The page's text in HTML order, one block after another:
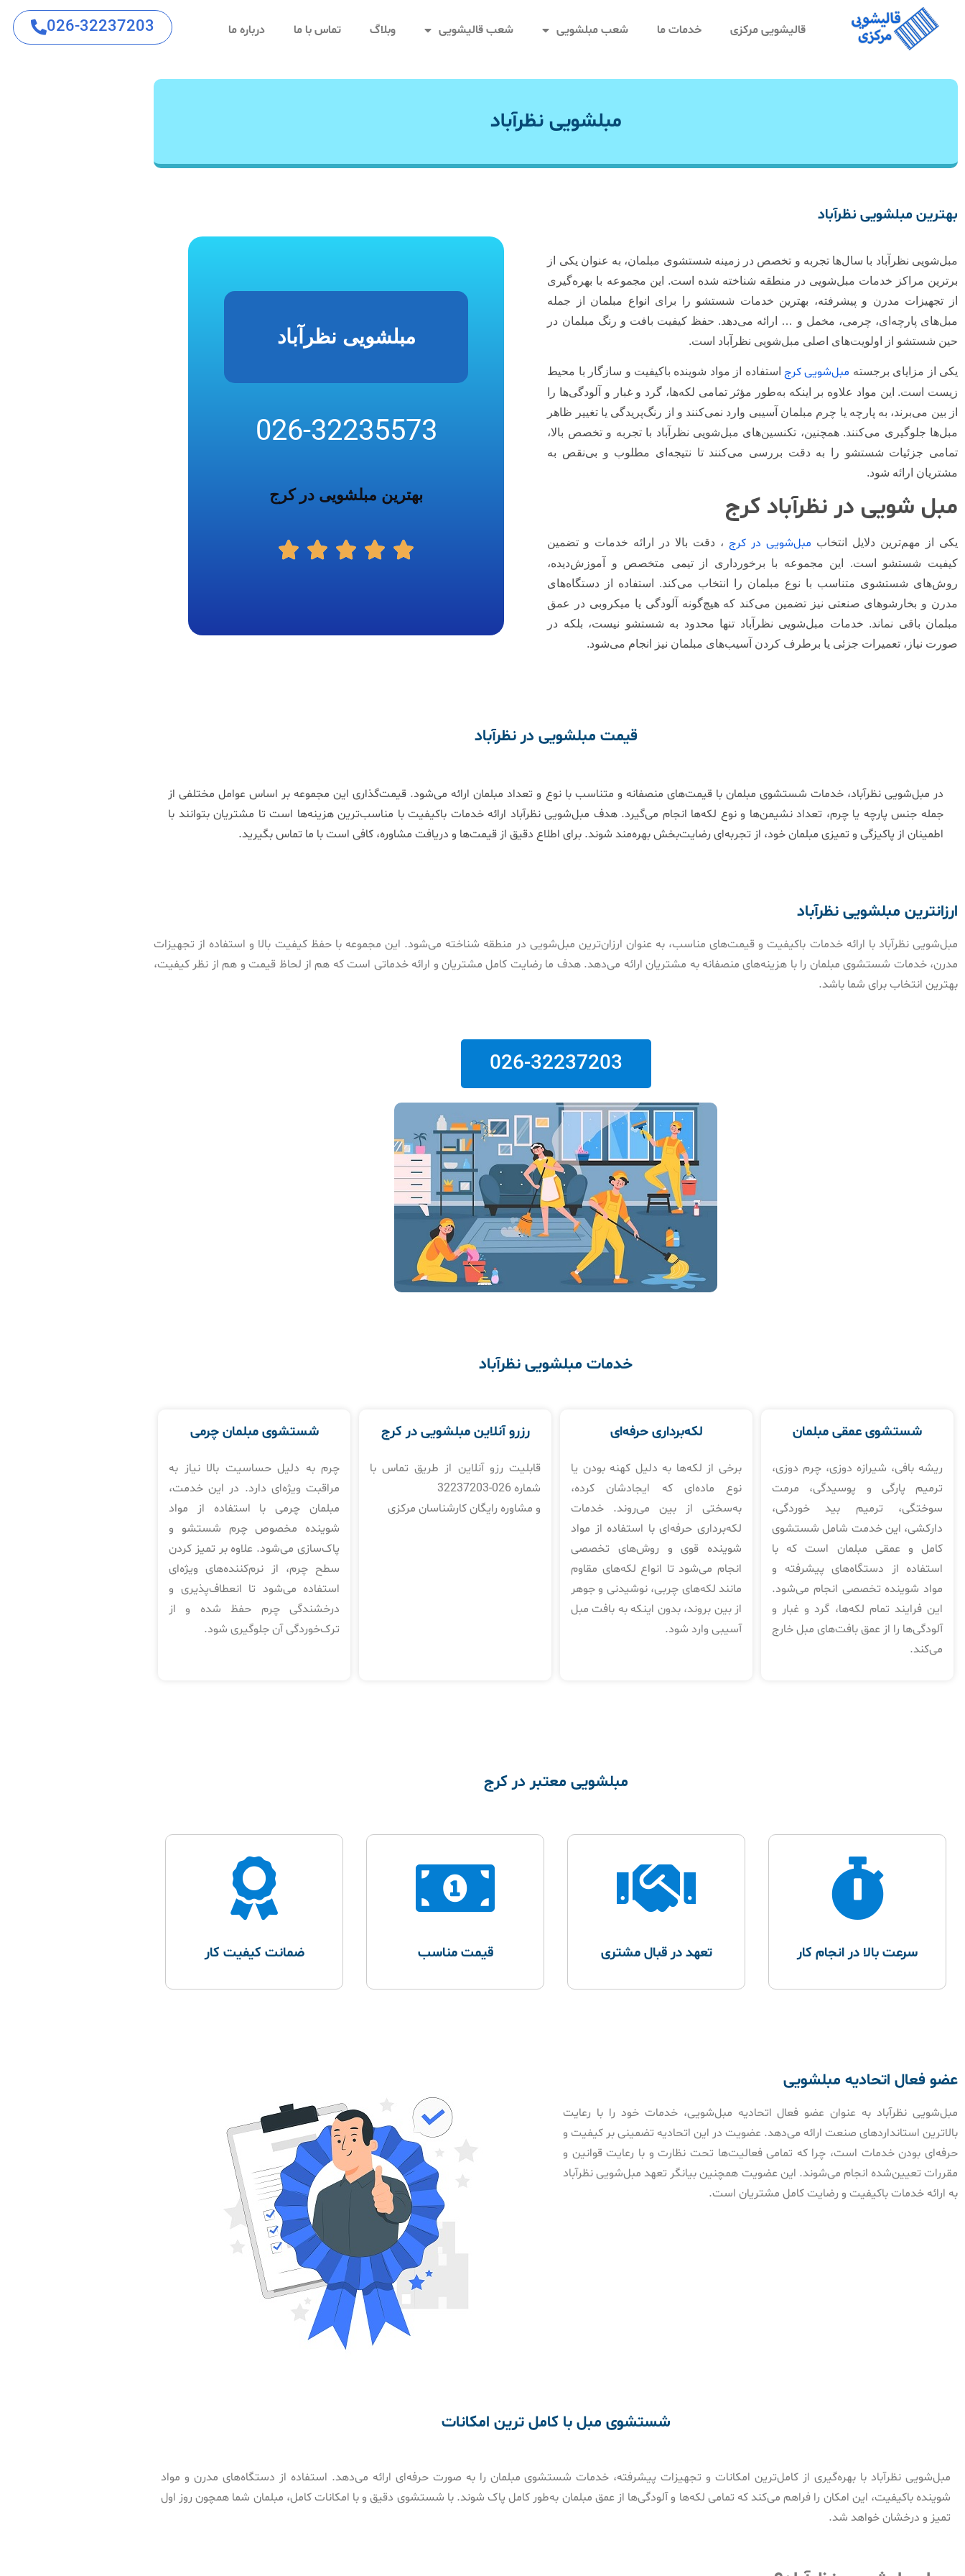
قالیشویی مرکزی خدمات ما شعب مبلشویی شعب قالیشویی وبلاگ تماس با ما درباره ما 026-32237203
مبلشویی نظرآباد
بهترین مبلشویی نظرآباد
مبل‌شویی نظرآباد با سال‌ها تجربه و تخصص در زمینه شستشوی مبلمان، به عنوان یکی از
برترین مراکز خدمات مبل‌شویی در منطقه شناخته شده است. این مجموعه با بهره‌گیری
از تجهیزات مدرن و پیشرفته، بهترین خدمات شستشو را برای انواع مبلمان از جمله
مبل‌های پارچه‌ای، چرمی، مخمل و … ارائه می‌دهد. حفظ کیفیت بافت و رنگ مبلمان در
حین شستشو از اولویت‌های اصلی مبل‌شویی نظرآباد است.
یکی از مزایای برجسته مبل‌شویی کرج استفاده از مواد شوینده باکیفیت و سازگار با محیط
زیست است. این مواد علاوه بر اینکه به‌طور مؤثر تمامی لکه‌ها، گرد و غبار و آلودگی‌ها را
از بین می‌برند، به پارچه یا چرم مبلمان آسیبی وارد نمی‌کنند و از رنگ‌پریدگی یا تغییر ظاهر
مبل‌ها جلوگیری می‌کنند. همچنین، تکنسین‌های مبل‌شویی نظرآباد با تجربه و تخصص بالا،
تمامی جزئیات شستشو را به دقت بررسی می‌کنند تا نتیجه‌ای مطلوب و بی‌نقص به
مشتریان ارائه شود.
مبل شویی در نظرآباد کرج
یکی از مهم‌ترین دلایل انتخاب مبل‌شویی در کرج ، دقت بالا در ارائه خدمات و تضمین
کیفیت شستشو است. این مجموعه با برخورداری از تیمی متخصص و آموزش‌دیده،
روش‌های شستشوی متناسب با نوع مبلمان را انتخاب می‌کند. استفاده از دستگاه‌های
مدرن و بخارشوهای صنعتی نیز تضمین می‌کند که هیچ‌گونه آلودگی یا میکروبی در عمق
مبلمان باقی نماند. خدمات مبل‌شویی نظرآباد تنها محدود به شستشو نیست، بلکه در
صورت نیاز، تعمیرات جزئی یا برطرف کردن آسیب‌های مبلمان نیز انجام می‌شود.
مبلشویی نظرآباد
026-32235573
بهترین مبلشویی در کرج
قیمت مبلشویی در نظرآباد
در مبل‌شویی نظرآباد، خدمات شستشوی مبلمان با قیمت‌های منصفانه و متناسب با نوع و تعداد مبلمان ارائه می‌شود. قیمت‌گذاری این مجموعه بر اساس عوامل مختلفی از
جمله جنس پارچه یا چرم، تعداد نشیمن‌ها و نوع لکه‌ها انجام می‌گیرد. هدف مبل‌شویی نظرآباد ارائه خدمات باکیفیت با مناسب‌ترین هزینه‌ها است تا مشتریان بتوانند با
اطمینان از پاکیزگی و تمیزی مبلمان خود، از تجربه‌ای رضایت‌بخش بهره‌مند شوند. برای اطلاع دقیق از قیمت‌ها و دریافت مشاوره، کافی است با ما تماس بگیرید.
ارزانترین مبلشویی نظرآباد
مبل‌شویی نظرآباد با ارائه خدمات باکیفیت و قیمت‌های مناسب، به عنوان ارزان‌ترین مبل‌شویی در منطقه شناخته می‌شود. این مجموعه با حفظ کیفیت بالا و استفاده از تجهیزات
مدرن، خدمات شستشوی مبلمان را با هزینه‌های منصفانه به مشتریان ارائه می‌دهد. هدف ما رضایت کامل مشتریان و ارائه خدماتی است که هم از لحاظ قیمت و هم از نظر کیفیت،
بهترین انتخاب برای شما باشد.
026-32237203
خدمات مبلشویی نظرآباد
شستشوی عمقی مبلمان
ریشه بافی، شیرازه دوزی، چرم دوزی،
ترمیم پارگی و پوسیدگی، مرمت
سوختگی، ترمیم بید خوردگی،
دارکشی، این خدمت شامل شستشوی
کامل و عمقی مبلمان است که با
استفاده از دستگاه‌های پیشرفته و
مواد شوینده تخصصی انجام می‌شود.
این فرایند تمام لکه‌ها، گرد و غبار و
آلودگی‌ها را از عمق بافت‌های مبل خارج
می‌کند.
لکه‌برداری حرفه‌ای
برخی از لکه‌ها به دلیل کهنه بودن یا
نوع ماده‌ای که ایجادشان کرده،
به‌سختی از بین می‌روند. خدمات
لکه‌برداری حرفه‌ای با استفاده از مواد
شوینده قوی و روش‌های تخصصی
انجام می‌شود تا انواع لکه‌های مقاوم
مانند لکه‌های چربی، نوشیدنی و جوهر
از بین بروند، بدون اینکه به بافت مبل
آسیبی وارد شود.
رزرو آنلاین مبلشویی در کرج
قابلیت رزو آنلاین از طریق تماس با
شماره 026-32237203
و مشاوره رایگان کارشناسان مرکزی
شستشوی مبلمان چرمی
چرم به دلیل حساسیت بالا نیاز به
مراقبت ویژه‌ای دارد. در این خدمت،
مبلمان چرمی با استفاده از مواد
شوینده مخصوص چرم شستشو و
پاک‌سازی می‌شود. علاوه بر تمیز کردن
سطح چرم، از نرم‌کننده‌های ویژه‌ای
استفاده می‌شود تا انعطاف‌پذیری و
درخشندگی چرم حفظ شده و از
ترک‌خوردگی آن جلوگیری شود.
مبلشویی معتبر در کرج
سرعت بالا در انجام کار تعهد در قبال مشتری قیمت مناسب ضمانت کیفیت کار
عضو فعال اتحادیه مبلشویی
مبل‌شویی نظرآباد به عنوان عضو فعال اتحادیه مبل‌شویی، خدمات خود را با رعایت
بالاترین استانداردهای صنعت ارائه می‌دهد. عضویت در این اتحادیه تضمینی بر کیفیت و
حرفه‌ای بودن خدمات است، چرا که تمامی فعالیت‌ها تحت نظارت و با رعایت قوانین و
مقررات تعیین‌شده انجام می‌شوند. این عضویت همچنین بیانگر تعهد مبل‌شویی نظرآباد
به ارائه خدمات باکیفیت و رضایت کامل مشتریان است.
شستشوی مبل با کامل ترین امکانات
مبل‌شویی نظرآباد با بهره‌گیری از کامل‌ترین امکانات و تجهیزات پیشرفته، خدمات شستشوی مبلمان را به صورت حرفه‌ای ارائه می‌دهد. استفاده از دستگاه‌های مدرن و مواد
شوینده باکیفیت، این امکان را فراهم می‌کند که تمامی لکه‌ها و آلودگی‌ها از عمق مبلمان به‌طور کامل پاک شوند. با شستشوی دقیق و با امکانات کامل، مبلمان شما همچون روز اول
تمیز و درخشان خواهد شد.